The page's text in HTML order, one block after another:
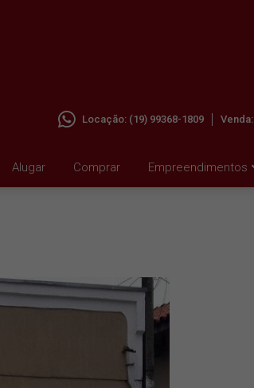
Alugar Comprar Empreendimentos
Locação: (19) 99368-1809 Venda: